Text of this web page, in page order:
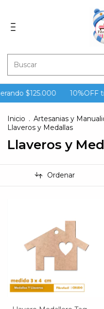
$125.000 10%OFF
Inicio . Artesanias y
Llaveros y Medallas
Llaveros y
Ordenar